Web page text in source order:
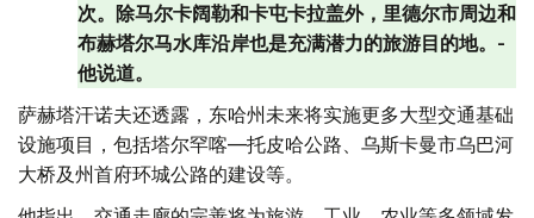
次。除马尔卡阔勒和卡屯卡拉盖外，里德尔市周边和
布赫塔尔马水库沿岸也是充满潜力的旅游目的地。-
他说道。
萨赫塔汗诺夫还透露，东哈州未来将实施更多大型交通基础
设施项目，包括塔尔罕喀—托皮哈公路、乌斯卡曼市乌巴河
大桥及州首府环城公路的建设等。